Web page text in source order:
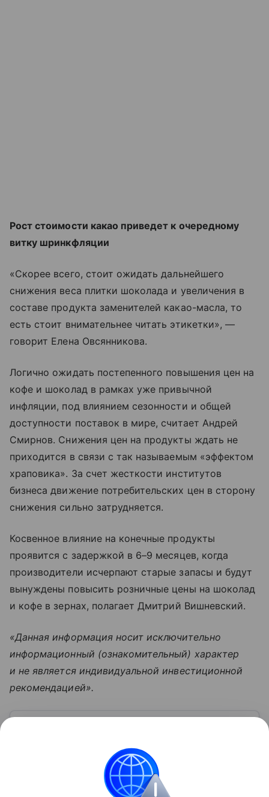
Рост стоимости какао приведет к очередному
витку шринкфляции
«Скорее всего, стоит ожидать дальнейшего
снижения веса плитки шоколада и увеличения в
составе продукта заменителей какао-масла, то
есть стоит внимательнее читать этикетки», —
говорит Елена Овсянникова.
Логично ожидать постепенного повышения цен на
кофе и шоколад в рамках уже привычной
инфляции, под влиянием сезонности и общей
доступности поставок в мире, считает Андрей
Смирнов. Снижения цен на продукты ждать не
приходится в связи с так называемым «эффектом
храповика». За счет жесткости институтов
бизнеса движение потребительских цен в сторону
снижения сильно затрудняется.
Косвенное влияние на конечные продукты
проявится с задержкой в 6–9 месяцев, когда
производители исчерпают старые запасы и будут
вынуждены повысить розничные цены на шоколад
и кофе в зернах, полагает Дмитрий Вишневский.
«Данная информация носит исключительно
информационный (ознакомительный) характер
и не является индивидуальной инвестиционной
рекомендацией».
на срочном рынке
Торговля на срочном рынке привлекает высокой
доходностью, но требует глубокого понимания
стратегий и рисков. Одним из биржевых